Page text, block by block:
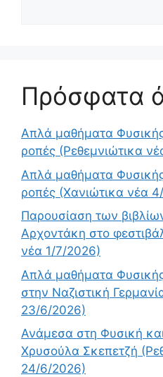
Πρόσφατα
Απλά μαθήματα
ροπές (Ρεθεμνιώτικα
Απλά μαθήματα
ροπές (Χανιώτικα νέα
Παρουσίαση των
Αρχοντάκη στο
νέα 1/7/2026)
Απλά μαθήματα
στην Ναζιστική
23/6/2026)
Ανάμεσα στη Φυσική
Χρυσούλα Σκεπετζή
24/6/2026)